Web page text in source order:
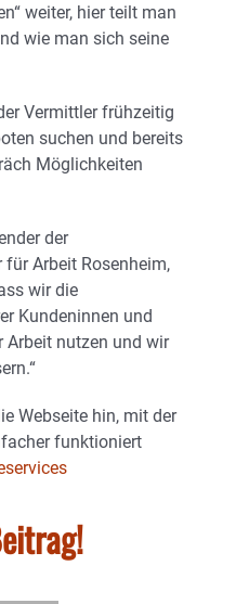
weiter, hier teilt man
wie man sich seine
Vermittler frühzeitig
suchen und bereits
Möglichkeiten
der
Arbeit Rosenheim,
wir die
Kundeninnen und
Arbeit nutzen und wir
Webseite hin, mit der
funktioniert